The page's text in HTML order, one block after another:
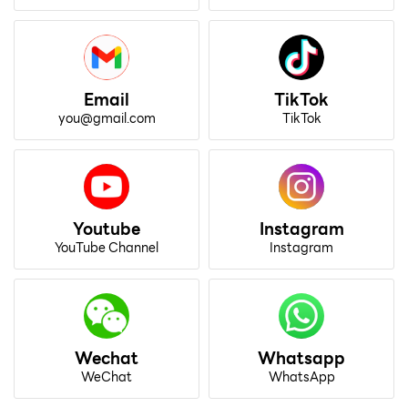
Email
you@gmail.com
TikTok
TikTok
Youtube
YouTube Channel
Instagram
Instagram
Wechat
WeChat
Whatsapp
WhatsApp